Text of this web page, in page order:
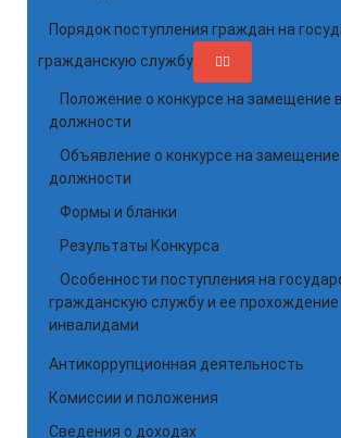
Порядок поступления граждан на
гражданскую службу
Положение о конкурсе на замещение
должности
Объявление о конкурсе на
должности
Формы и бланки
Результаты Конкурса
Особенности поступления на
гражданскую службу и ее прохождение
инвалидами
Антикоррупционная деятельность
Комиссии и положения
Сведения о доходах